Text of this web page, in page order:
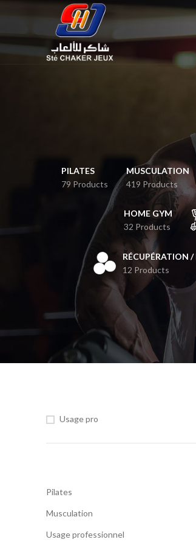
PILATES
79 Products
MUSCULATION
419 Products
HOME GYM
32 Products
RÉCUPÉRATION
12 Products
Usage pro
Pilates
Musculation
Usage professionnel